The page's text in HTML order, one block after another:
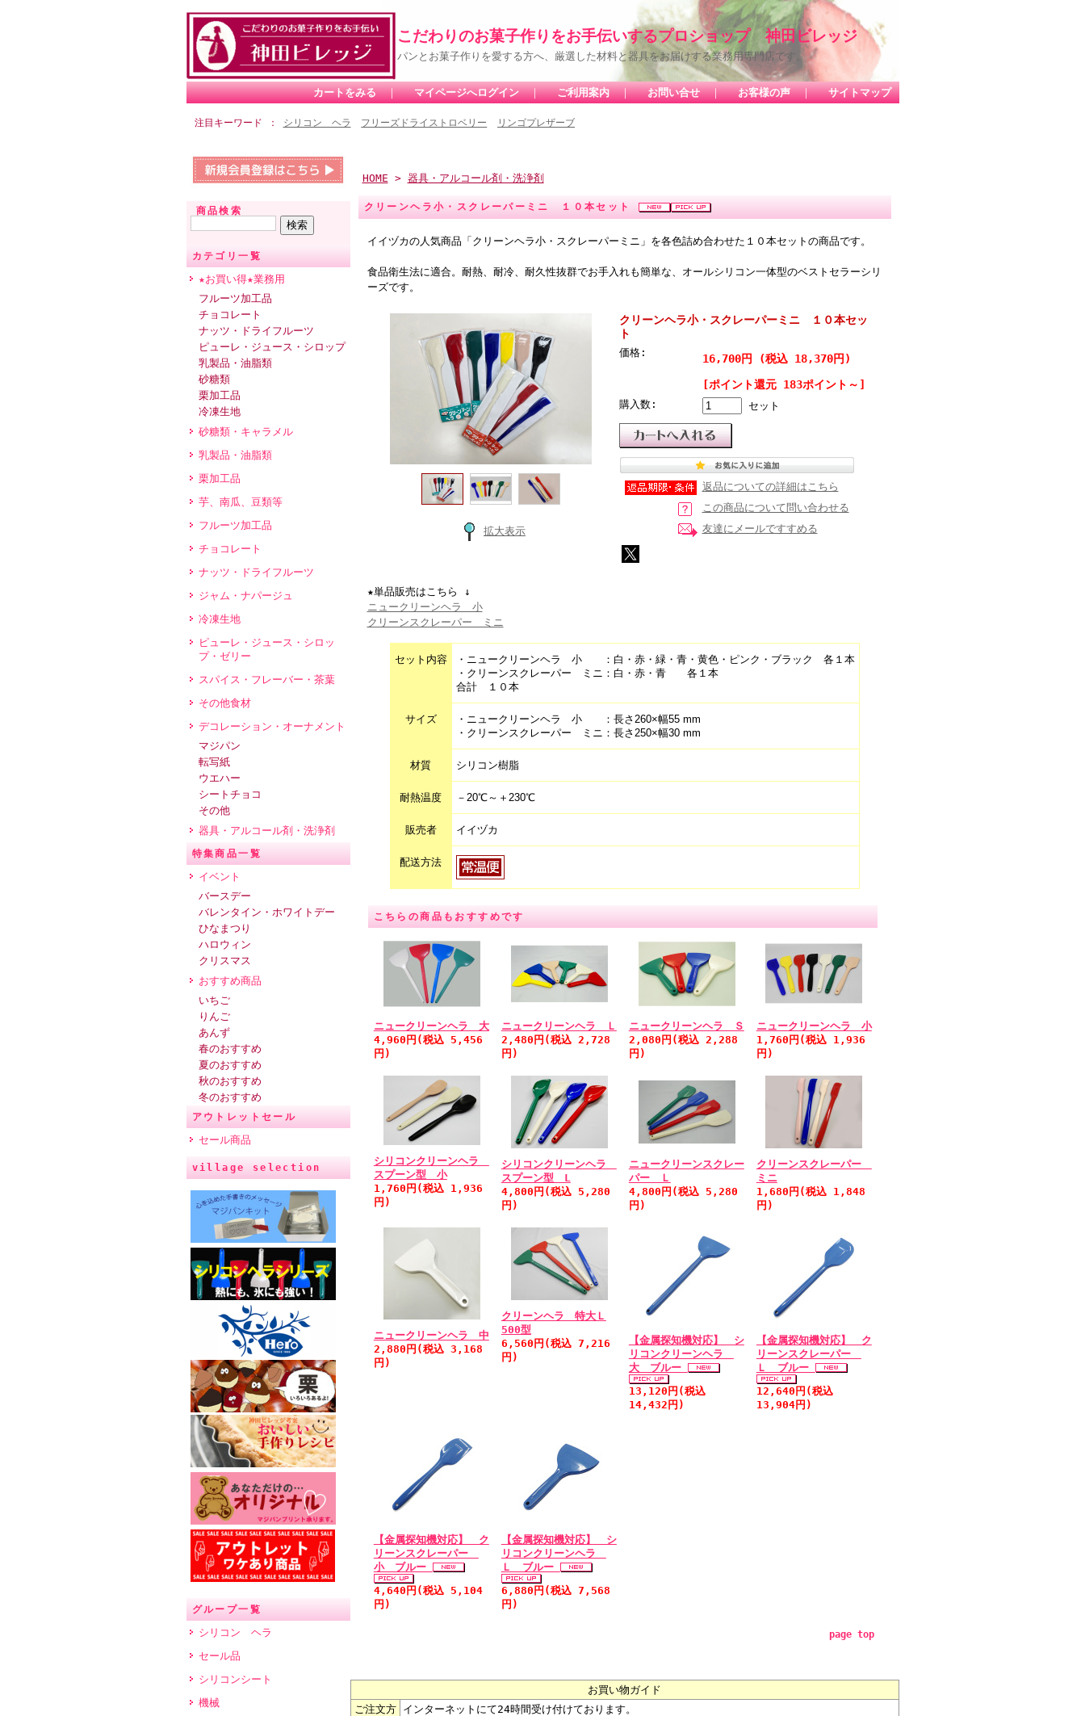
こだわりのお菓子作りをお手伝いするプロショップ 神田ビレッジ
パンとお菓子作りを愛する方へ、厳選した材料と器具をお届けする業務用専門店です。
カートをみる ｜ マイページへログイン ｜ ご利用案内 ｜ お問い合せ ｜ お客様の声 ｜ サイトマップ
注目キーワード シリコン ヘラ フリーズドライストロベリー リンゴプレザーブ
商品検索
カテゴリ一覧
★お買い得★業務用
フルーツ加工品
チョコレート
ナッツ・ドライフルーツ
ピューレ・ジュース・シロップ
乳製品・油脂類
砂糖類
栗加工品
冷凍生地
砂糖類・キャラメル
乳製品・油脂類
栗加工品
芋、南瓜、豆類等
フルーツ加工品
チョコレート
ナッツ・ドライフルーツ
ジャム・ナパージュ
冷凍生地
ピューレ・ジュース・シロッ
プ・ゼリー
スパイス・フレーバー・茶葉
その他食材
デコレーション・オーナメント
マジパン
転写紙
ウエハー
シートチョコ
その他
器具・アルコール剤・洗浄剤
特集商品一覧
イベント
バースデー
バレンタイン・ホワイトデー
ひなまつり
ハロウィン
クリスマス
おすすめ商品
いちご
りんご
あんず
春のおすすめ
夏のおすすめ
秋のおすすめ
冬のおすすめ
アウトレットセール
セール商品
village selection
グループ一覧
シリコン ヘラ
セール品
シリコンシート
機械
HOME > 器具・アルコール剤・洗浄剤
クリーンヘラ小・スクレーパーミニ １０本セット
イイヅカの人気商品「クリーンヘラ小・スクレーパーミニ」を各色詰め合わせた１０本セットの商品です。
食品衛生法に適合。耐熱、耐冷、耐久性抜群でお手入れも簡単な、オールシリコン一体型のベストセラーシリ
ーズです。
拡大表示
クリーンヘラ小・スクレーパーミニ １０本セッ
ト
価格:
16,700円 (税込 18,370円)
[ポイント還元 183ポイント～]
購入数: セット
返品についての詳細はこちら
この商品について問い合わせる
友達にメールですすめる
★単品販売はこちら ↓
ニュークリーンヘラ 小
クリーンスクレーパー ミニ
セット内容
・ニュークリーンヘラ 小 ：白・赤・緑・青・黄色・ピンク・ブラック 各１本
・クリーンスクレーパー ミニ：白・赤・青 各１本
合計 １０本
サイズ
・ニュークリーンヘラ 小 ：長さ260×幅55 mm
・クリーンスクレーパー ミニ：長さ250×幅30 mm
材質 シリコン樹脂
耐熱温度 －20℃～＋230℃
販売者 イイヅカ
配送方法
こちらの商品もおすすめです
ニュークリーンヘラ 大
4,960円(税込 5,456
円)
ニュークリーンヘラ Ｌ
2,480円(税込 2,728
円)
ニュークリーンヘラ Ｓ
2,080円(税込 2,288
円)
ニュークリーンヘラ 小
1,760円(税込 1,936
円)
シリコンクリーンヘラ
スプーン型 小
1,760円(税込 1,936
円)
シリコンクリーンヘラ
スプーン型 L
4,800円(税込 5,280
円)
ニュークリーンスクレー
パー Ｌ
4,800円(税込 5,280
円)
クリーンスクレーパー
ミニ
1,680円(税込 1,848
円)
ニュークリーンヘラ 中
2,880円(税込 3,168
円)
クリーンヘラ 特大Ｌ
500型
6,560円(税込 7,216
円)
【金属探知機対応】 シ
リコンクリーンヘラ
大 ブルー
13,120円(税込
14,432円)
【金属探知機対応】 ク
リーンスクレーパー
Ｌ ブルー
12,640円(税込
13,904円)
【金属探知機対応】 ク
リーンスクレーパー
小 ブルー
4,640円(税込 5,104
円)
【金属探知機対応】 シ
リコンクリーンヘラ
Ｌ ブルー
6,880円(税込 7,568
円)
page top
お買い物ガイド
ご注文方
インターネットにて24時間受け付けております。